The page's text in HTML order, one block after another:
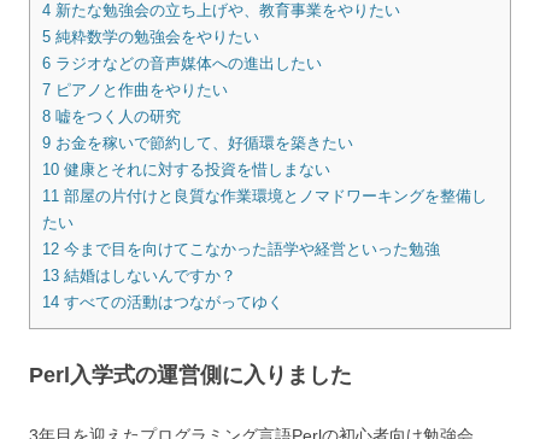
4 新たな勉強会の立ち上げや、教育事業をやりたい
5 純粋数学の勉強会をやりたい
6 ラジオなどの音声媒体への進出したい
7 ピアノと作曲をやりたい
8 嘘をつく人の研究
9 お金を稼いで節約して、好循環を築きたい
10 健康とそれに対する投資を惜しまない
11 部屋の片付けと良質な作業環境とノマドワーキングを整備し
たい
12 今まで目を向けてこなかった語学や経営といった勉強
13 結婚はしないんですか？
14 すべての活動はつながってゆく
Perl入学式の運営側に入りました